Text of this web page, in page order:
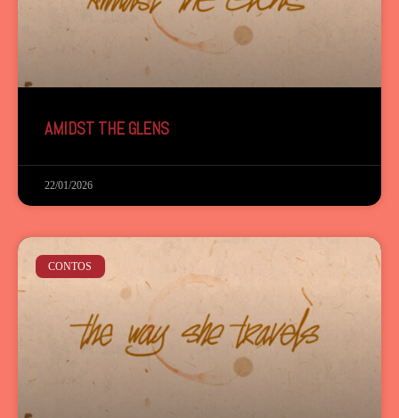
AMIDST THE GLENS
22/01/2026
CONTOS